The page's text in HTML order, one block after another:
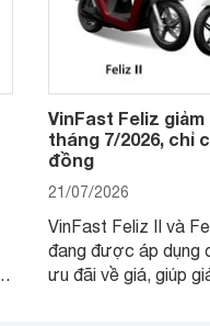
VinFast Feliz giảm
tháng 7/2026, chỉ
đồng
21/07/2026
VinFast Feliz II và
đang được áp dụng
ưu đãi về giá, giúp